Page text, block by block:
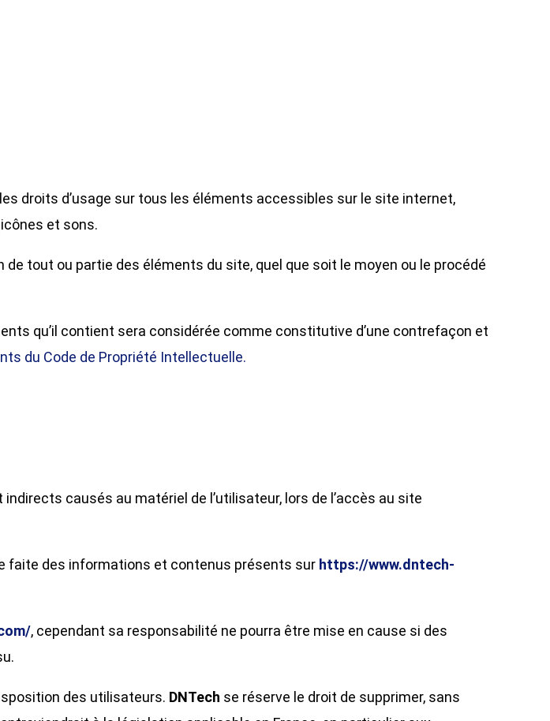
droits d’usage sur tous les éléments accessibles sur le site internet,
et sons.
tout ou partie des éléments du site, quel que soit le moyen ou le procédé
qu’il contient sera considérée comme constitutive d’une contrefaçon et
du Code de Propriété Intellectuelle.
causés au matériel de l’utilisateur, lors de l’accès au site
faite des informations et contenus présents sur https://www.dntech-
, cependant sa responsabilité ne pourra être mise en cause si des
des utilisateurs. DNTech se réserve le droit de supprimer, sans